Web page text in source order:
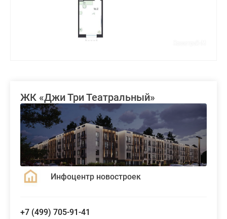
ЖК «Джи Три Театральный»
Инфоцентр новостроек
+7 (499) 705-91-41